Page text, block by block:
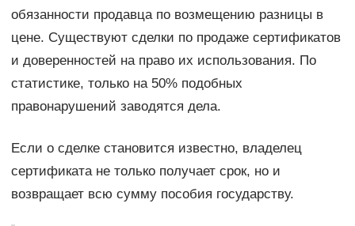
обязанности продавца по возмещению разницы в
цене. Существуют сделки по продаже сертификатов
и доверенностей на право их использования. По
статистике, только на 50% подобных
правонарушений заводятся дела.
Если о сделке становится известно, владелец
сертификата не только получает срок, но и
возвращает всю сумму пособия государству.